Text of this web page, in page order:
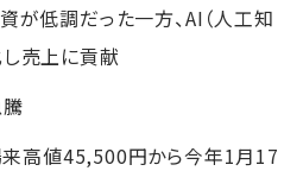
が低調だった一方、AI（人工知
売上に貢献
高値45,500円から今年1月17